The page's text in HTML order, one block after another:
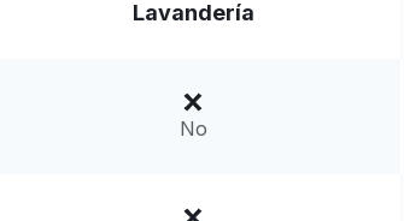
Lavandería
No